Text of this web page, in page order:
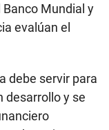
Mundial y
evalúan el
debe servir para
desarrollo y se